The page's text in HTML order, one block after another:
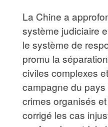
La Chine a
système judiciaire
le système de
promu la
civiles complexes
campagne du
crimes organisés
corrigé les cas